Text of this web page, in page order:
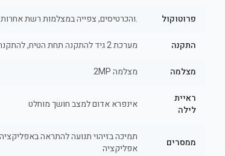
פרוטוקול .והכרטיסים, צפייה במצלמות רשת אחרות
התקנה מערכת 2 גיד להתקנה תחת הטיח, להתקנה עלהטיח יש להזמין גגון ייעוד.
מצלמה מצלמה 2MP
ראיית
לילה
אינפרא אדום למצב חושך מוחלט
ממסרים
אפליקציה